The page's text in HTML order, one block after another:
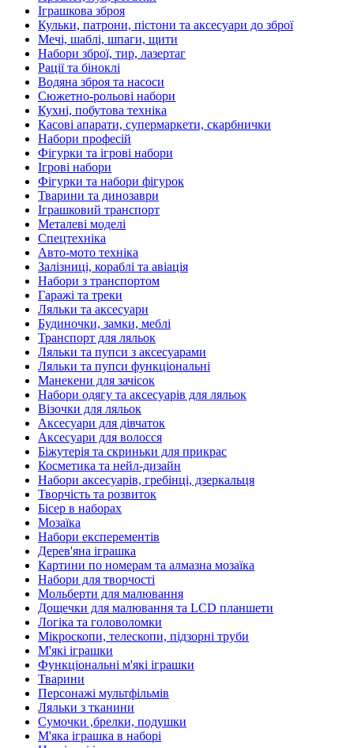
Іграшкова зброя
Кульки, патрони, пістони та аксесуари до зброї
Мечі, шаблі, шпаги, щити
Набори зброї, тир, лазертаг
Рації та біноклі
Водяна зброя та насоси
Сюжетно-рольові набори
Кухні, побутова техніка
Касові апарати, супермаркети, скарбнички
Набори професій
Фігурки та ігрові набори
Ігрові набори
Фігурки та набори фігурок
Тварини та динозаври
Іграшковий транспорт
Металеві моделі
Спецтехніка
Авто-мото техніка
Залізниці, кораблі та авіація
Набори з транспортом
Гаражі та треки
Ляльки та аксесуари
Будиночки, замки, меблі
Транспорт для ляльок
Ляльки та пупси з аксесуарами
Ляльки та пупси функціональні
Манекени для зачісок
Набори одягу та аксесуарів для ляльок
Візочки для ляльок
Аксесуари для дівчаток
Аксесуари для волосся
Біжутерія та скриньки для прикрас
Косметика та нейл-дизайн
Набори аксесуарів, гребінці, дзеркальця
Творчість та розвиток
Бісер в наборах
Мозаїка
Набори експерементів
Дерев'яна іграшка
Картини по номерам та алмазна мозаїка
Набори для творчості
Мольберти для малювання
Дощечки для малювання та LCD планшети
Логіка та головоломки
Мікроскопи, телескопи, підзорні труби
М'які іграшки
Функціональні м'які іграшки
Тварини
Персонажі мультфільмів
Ляльки з тканини
Сумочки ,брелки, подушки
М'яка іграшка в наборі